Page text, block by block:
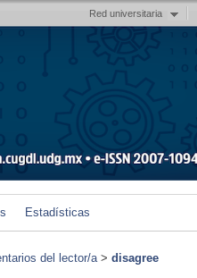
Red universitaria
Estadísticas
del lector/a> disagree